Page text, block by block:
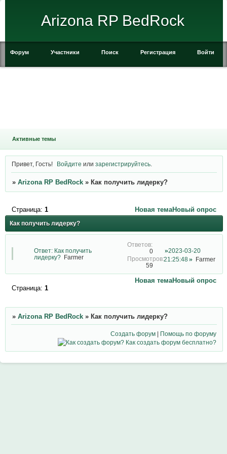
Arizona RP BedRock
Форум Участники Поиск Регистрация Войти
Активные темы
Привет, Гость! Войдите илизарегистрируйтесь
» Arizona RP BedRock » Как получить лидерку?
Как получить лидерку?
Страница: 1 Новая темаНовый опрос
Ответ: Как получить
лидерку?
Farmer
0
59
2023-03-20
21:25:48
Farmer
Новая темаНовый опрос
Страница: 1
» Arizona RP BedRock » Как получить лидерку?
Создать форум | Помощь по форуму